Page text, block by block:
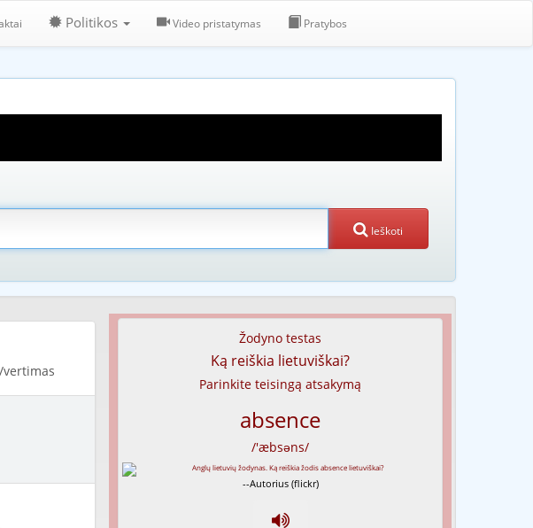
Politikos Video pristatymas Pratybos
Ieškoti
Žodyno testas
Ką reiškia lietuviškai?
Parinkite teisingą atsakymą
absence
/'æbsəns/
--Autorius (flickr)